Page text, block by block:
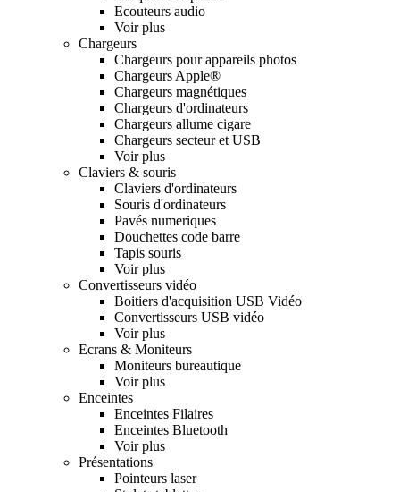
Ecouteurs audio
Voir plus
Chargeurs
Chargeurs pour appareils photos
Chargeurs Apple®
Chargeurs magnétiques
Chargeurs d'ordinateurs
Chargeurs allume cigare
Chargeurs secteur et USB
Voir plus
Claviers & souris
Claviers d'ordinateurs
Souris d'ordinateurs
Pavés numeriques
Douchettes code barre
Tapis souris
Voir plus
Convertisseurs vidéo
Boitiers d'acquisition USB Vidéo
Convertisseurs USB vidéo
Voir plus
Ecrans & Moniteurs
Moniteurs bureautique
Voir plus
Enceintes
Enceintes Filaires
Enceintes Bluetooth
Voir plus
Présentations
Pointeurs laser